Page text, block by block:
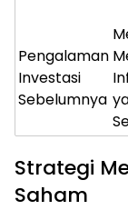
Pengalaman
Investasi
Sebelumnya
Strategi
Saham